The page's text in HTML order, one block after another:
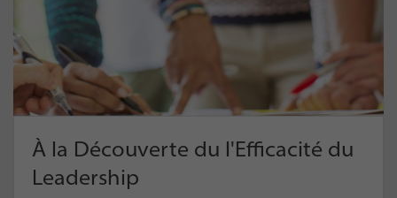
À la Découverte du l'Efficacité du
Leadership